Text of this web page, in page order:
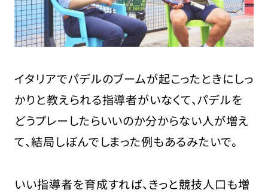
イタリアでパデルのブームが起こったときにしっ
かりと教えられる指導者がいなくて、パデルを
どうプレーしたらいいのか分からない人が増え
て、結局しぼんでしまった例もあるみたいで。
いい指導者を育成すれば、きっと競技人口も増